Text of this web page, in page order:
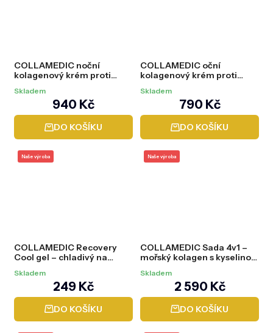
COLLAMEDIC noční
kolagenový krém proti
Skladem
940 Kč
DO KOŠÍKU
COLLAMEDIC oční
kolagenový krém proti
Skladem
790 Kč
DO KOŠÍKU
Naše výroba
COLLAMEDIC Recovery
Cool gel – chladivý na
Skladem
249 Kč
DO KOŠÍKU
Naše výroba
COLLAMEDIC Sada 4v1 –
mořský kolagen s kyselinou
Skladem
2 590 Kč
DO KOŠÍKU